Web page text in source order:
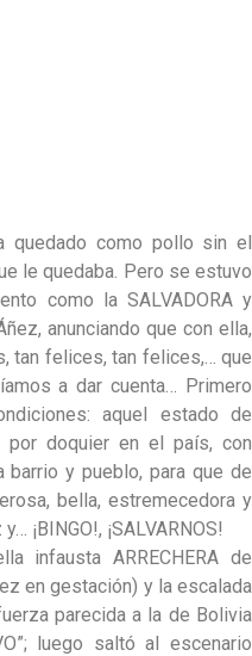
quedado como pollo sin el
le quedaba. Pero se estuvo
como la SALVADORA y
anunciando que con ella,
tan felices, tan felices,… que
a dar cuenta… Primero
aquel estado de
por doquier en el país, con
barrio y pueblo, para que de
bella, estremecedora y
¡BINGO!, ¡SALVARNOS!
infausta ARRECHERA de
en gestación) y la escalada
parecida a la de Bolivia
luego saltó al escenario